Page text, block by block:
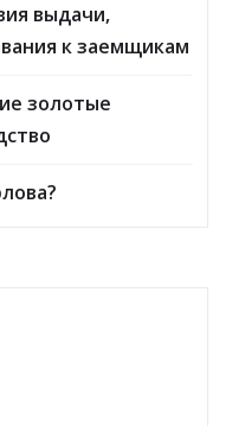
выдачи,
к заемщикам
золотые